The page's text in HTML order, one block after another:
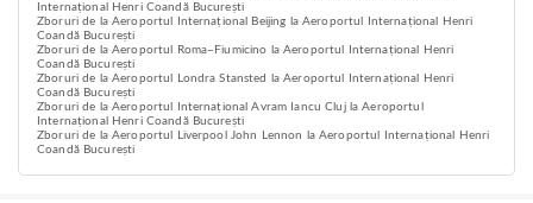
Internațional Henri Coandă București
Zboruri de la Aeroportul Internațional Beijing la Aeroportul Internațional Henri
Coandă București
Zboruri de la Aeroportul Roma–Fiumicino la Aeroportul Internațional Henri
Coandă București
Zboruri de la Aeroportul Londra Stansted la Aeroportul Internațional Henri
Coandă București
Zboruri de la Aeroportul Internațional Avram Iancu Cluj la Aeroportul
Internațional Henri Coandă București
Zboruri de la Aeroportul Liverpool John Lennon la Aeroportul Internațional Henri
Coandă București